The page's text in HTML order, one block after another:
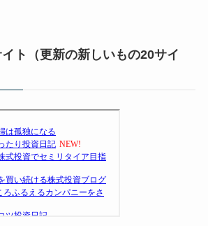
ト（更新の新しいもの20サイ